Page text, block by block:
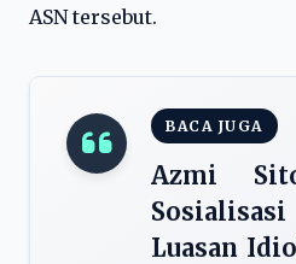
ASN tersebut.
BACA JUGA
Azmi
Luasan